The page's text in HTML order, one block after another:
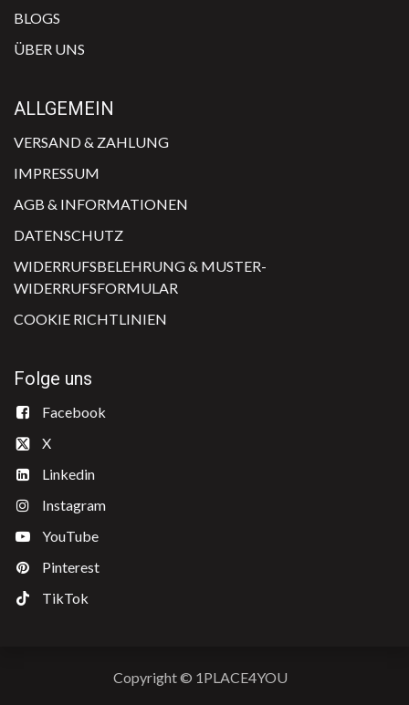
BLOGS
ÜBER UNS
ALLGEMEIN
VERSAND & ​ZAHLUNG
IMPRESSUM
AGB & INFO​​RMATIONEN
DATENSCHUTZ
WIDERRUFSBELEHRUNG & MUSTER-
WIDERRUFSFORMULAR
COOKIE RICHTLINIEN
Folge uns
​Facebook
X
Linkedin
Instagram
YouTube
Pinterest
TikTok
Copyright © 1PLACE4YOU